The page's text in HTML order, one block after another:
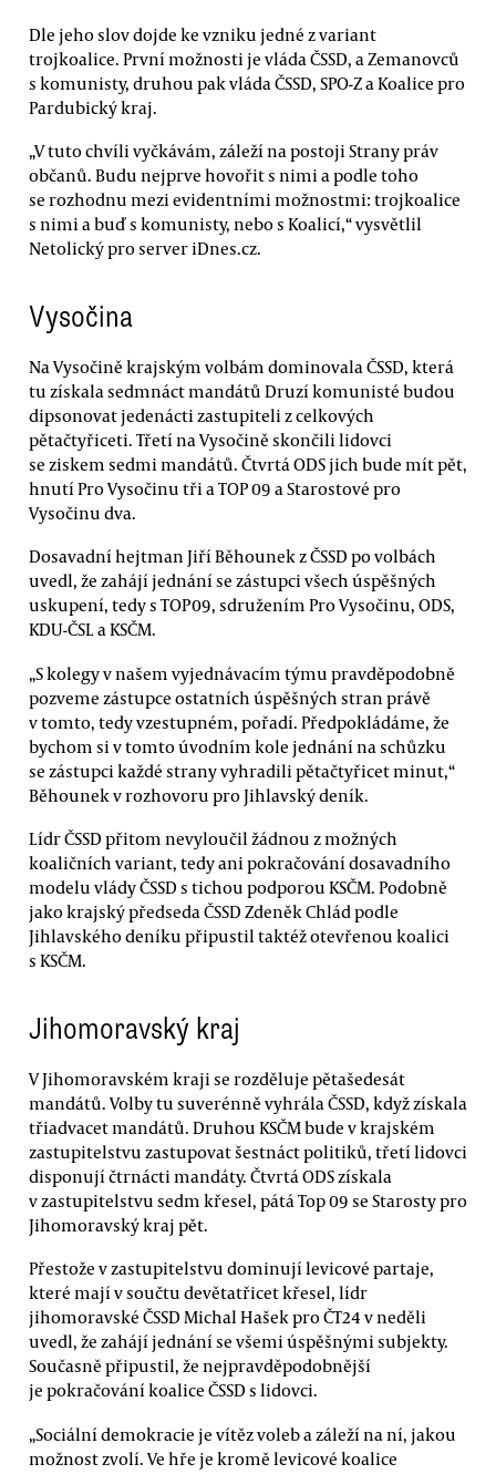
Dle jeho slov dojde ke vzniku jedné z variant
trojkoalice. První možnosti je vláda ČSSD, a Zemanovců
s komunisty, druhou pak vláda ČSSD, SPO-Z a Koalice pro
Pardubický kraj.
„V tuto chvíli vyčkávám, záleží na postoji Strany práv
občanů. Budu nejprve hovořit s nimi a podle toho
se rozhodnu mezi evidentními možnostmi: trojkoalice
s nimi a buď s komunisty, nebo s Koalicí,“ vysvětlil
Netolický pro server iDnes.cz.
Vysočina
Na Vysočině krajským volbám dominovala ČSSD, která
tu získala sedmnáct mandátů Druzí komunisté budou
dipsonovat jedenácti zastupiteli z celkových
pětačtyřiceti. Třetí na Vysočině skončili lidovci
se ziskem sedmi mandátů. Čtvrtá ODS jich bude mít pět,
hnutí Pro Vysočinu tři a TOP 09 a Starostové pro
Vysočinu dva.
Dosavadní hejtman Jiří Běhounek z ČSSD po volbách
uvedl, že zahájí jednání se zástupci všech úspěšných
uskupení, tedy s TOP 09, sdružením Pro Vysočinu, ODS,
KDU-ČSL a KSČM.
„S kolegy v našem vyjednávacím týmu pravděpodobně
pozveme zástupce ostatních úspěšných stran právě
v tomto, tedy vzestupném, pořadí. Předpokládáme, že
bychom si v tomto úvodním kole jednání na schůzku
se zástupci každé strany vyhradili pětačtyřicet minut,“
Běhounek v rozhovoru pro Jihlavský deník.
Lídr ČSSD přitom nevyloučil žádnou z možných
koaličních variant, tedy ani pokračování dosavadního
modelu vlády ČSSD s tichou podporou KSČM. Podobně
jako krajský předseda ČSSD Zdeněk Chlád podle
Jihlavského deníku připustil taktéž otevřenou koalici
s KSČM.
Jihomoravský kraj
V Jihomoravském kraji se rozděluje pětašedesát
mandátů. Volby tu suverénně vyhrála ČSSD, když získala
třiadvacet mandátů. Druhou KSČM bude v krajském
zastupitelstvu zastupovat šestnáct politiků, třetí lidovci
disponují čtrnácti mandáty. Čtvrtá ODS získala
v zastupitelstvu sedm křesel, pátá Top 09 se Starosty pro
Jihomoravský kraj pět.
Přestože v zastupitelstvu dominují levicové partaje,
které mají v součtu devětatřicet křesel, lídr
jihomoravské ČSSD Michal Hašek pro ČT24 v neděli
uvedl, že zahájí jednání se všemi úspěšnými subjekty.
Současně připustil, že nejpravděpodobnější
je pokračování koalice ČSSD s lidovci.
„Sociální demokracie je vítěz voleb a záleží na ní, jakou
možnost zvolí. Ve hře je kromě levicové koalice